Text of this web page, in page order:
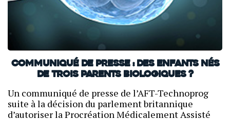
Communiqué de presse : Des enfants nés
de trois parents biologiques ?
Un communiqué de presse de l’AFT-Technoprog
suite à la décision du parlement britannique
d’autoriser la Procréation Médicalement Assisté